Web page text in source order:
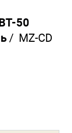
50
/ MZ-CD